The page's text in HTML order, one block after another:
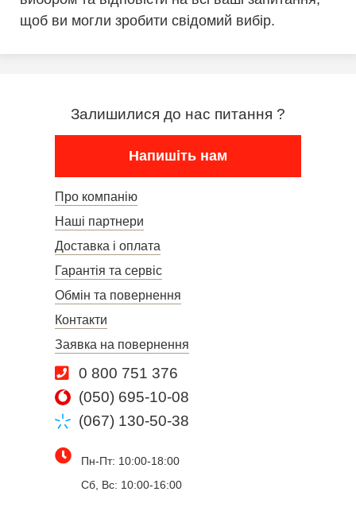
щоб ви могли зробити свідомий вибір.
Залишилися до нас питання ?
Напишіть нам
Про компанію
Наші партнери
Доставка і оплата
Гарантія та сервіс
Обмін та повернення
Контакти
Заявка на повернення
0 800 751 376
(050) 695-10-08
(067) 130-50-38
Пн-Пт: 10:00-18:00
Сб, Вс: 10:00-16:00